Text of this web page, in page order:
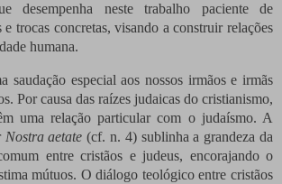
desempenha neste trabalho paciente de
trocas concretas, visando a construir relações
humana.
saudação especial aos nossos irmãos e irmãs
Por causa das raízes judaicas do cristianismo,
uma relação particular com o judaísmo. A
Nostra aetate (cf. n. 4) sublinha a grandeza da
entre cristãos e judeus, encorajando o
mútuos. O diálogo teológico entre cristãos